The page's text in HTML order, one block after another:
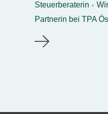
Steuerberaterin
Partnerin bei TPA